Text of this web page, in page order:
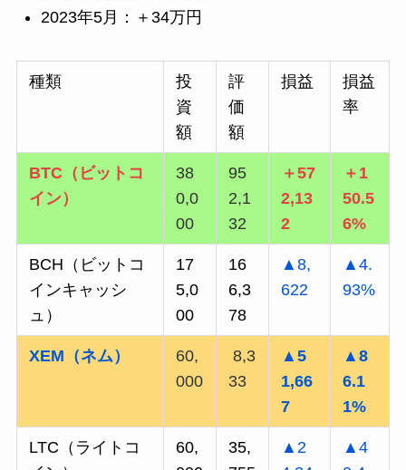
2023年5月：＋34万円
種類
投
資
額
評
価
額
損益
損益
率
BTC（ビットコ
イン）
38
0,0
00
95
2,1
32
＋57
2,13
2
＋1
50.5
6%
BCH（ビットコ
インキャッシ
ュ）
17
5,0
00
16
6,3
78
▲8,
622
▲4.
93%
XEM（ネム）
60,
000
8,3
33
▲5
1,66
7
▲8
6.1
1%
LTC（ライトコ
60,
35,
▲2
▲4